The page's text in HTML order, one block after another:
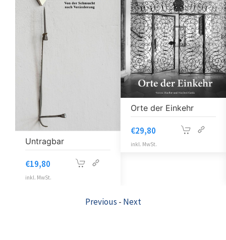
Orte der Einkehr
€29,80
Camaro.
Theater
Previous - Next